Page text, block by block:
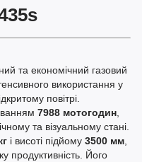
та економічний газовий
використання у
повітрі.
7988 мотогодин
та візуальному стані.
і висоті підйому 3500 мм
продуктивність. Його